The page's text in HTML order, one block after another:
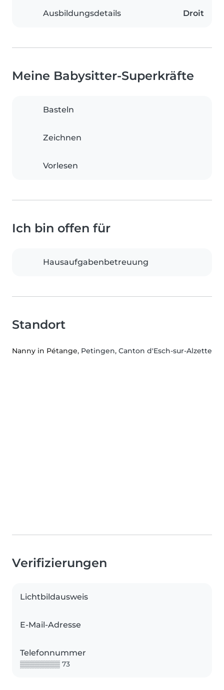
Ausbildungsdetails Droit
Meine Babysitter-Superkräfte
Basteln
Zeichnen
Vorlesen
Ich bin offen für
Hausaufgabenbetreuung
Standort
Nanny in Pétange, Petingen, Canton d'Esch-sur-Alzette
Verifizierungen
Lichtbildausweis
E-Mail-Adresse
Telefonnummer
▒▒▒▒▒▒▒▒ 73